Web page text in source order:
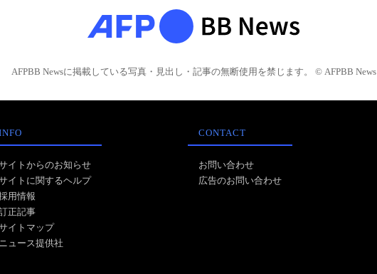
AFPBB Newsに掲載している写真・見出し・記事の無断使用を禁じます。 © AFPBB News
イトからのお知らせ
イトに関するヘルプ
用情報
正記事
イトマップ
ニュース提供社
CONTACT
お問い合わせ
広告のお問い合わせ